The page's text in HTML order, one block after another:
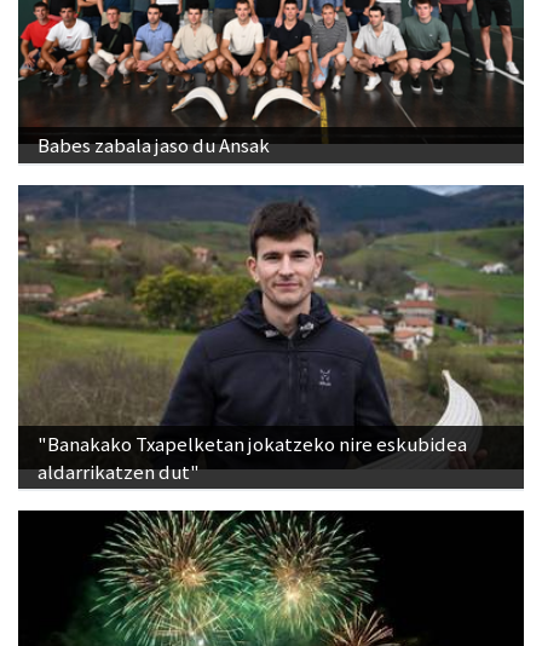
Babes zabala jaso du Ansak
"Banakako Txapelketan jokatzeko nire eskubidea
aldarrikatzen dut"